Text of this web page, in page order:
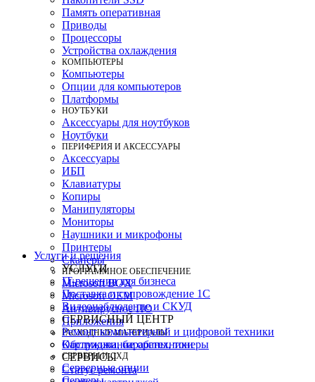
Память оперативная
Приводы
Процессоры
Устройства охлаждения
КОМПЬЮТЕРЫ
Компьютеры
Опции для компьютеров
Платформы
НОУТБУКИ
Аксессуары для ноутбуков
Ноутбуки
ПЕРИФЕРИЯ И АКСЕССУАРЫ
Аксессуары
ИБП
Клавиатуры
Копиры
Манипуляторы
Мониторы
Наушники и микрофоны
Принтеры
Сканеры
ПРОГРАММНОЕ ОБЕСПЕЧЕНИЕ
Microsoft BOX
Microsoft OEM
Антивирусное ПО
Приложения
РАСХОДНЫЕ МАТЕРИАЛЫ
Картриджи, барабаны, тонеры
СЕРВЕРЫ И СХД
Серверные опции
Услуги и решения
УСЛУГИ
IT-решения для бизнеса
Поставка и сопровождение 1C
Видеонаблюдение и СКУД
СЕРВИСНЫЙ ЦЕНТР
Ремонт компьютерной и цифровой техники
Обслуживание оргтехники
СЕРВИСЫ
Статус ремонта